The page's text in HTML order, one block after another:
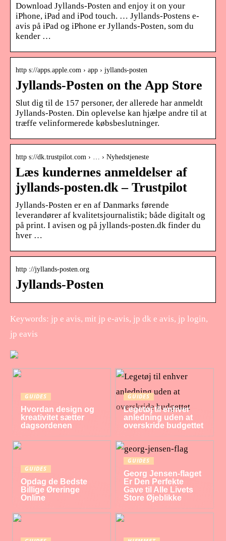
Download Jyllands-Posten and enjoy it on your
iPhone, iPad and iPod touch. … Jyllands-Postens e-
avis på iPad og iPhone er Jyllands-Posten, som du
kender …
http s://apps.apple.com › app › jyllands-posten
Jyllands-Posten on the App Store
Slut dig til de 157 personer, der allerede har anmeldt
Jyllands-Posten. Din oplevelse kan hjælpe andre til at
træffe velinformerede købsbeslutninger.
http s://dk.trustpilot.com › … › Nyhedstjeneste
Læs kundernes anmeldelser af
jyllands-posten.dk – Trustpilot
Jyllands-Posten er en af Danmarks førende
leverandører af kvalitetsjournalistik; både digitalt og
på print. I avisen og på jyllands-posten.dk finder du
hver …
http ://jyllands-posten.org
Jyllands-Posten
Keywords: jp e avis, mit jp e-avis, jp dk e avis, jp login,
jp eavis
GUIDES
Hvordan design og
kreativitet sætter
dagsordenen
GUIDES
Legetøj til enhver
anledning uden at
overskride budgettet
GUIDES
Opdag de Bedste
Billige Øreringe
Online
GUIDES
Georg Jensen-flaget
Er Den Perfekte
Gave til Alle Livets
Store Øjeblikke